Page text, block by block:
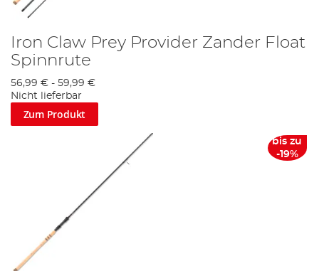
Iron Claw Prey Provider Zander Float
Spinnrute
56,99 € - 59,99 €
Nicht lieferbar
Zum Produkt
bis zu
-19%